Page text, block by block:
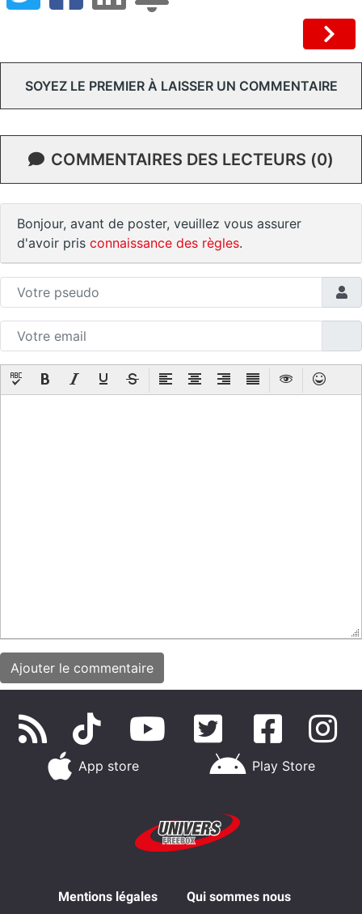
SOYEZ LE PREMIER À LAISSER UN COMMENTAIRE
COMMENTAIRES DES LECTEURS (0)
Bonjour, avant de poster, veuillez vous assurer
d'avoir pris connaissance des règles.
App store Play Store
Mentions légales Qui sommes nous